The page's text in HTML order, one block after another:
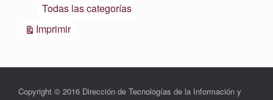
Todas las categorías
ImprimirVistas
Copyright © 2016 Dirección de Tecnologías de la Información y